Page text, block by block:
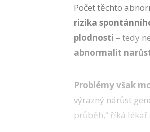
Počet těchto
rizika
plodnosti – tedy
abnormalit
Problémy však
výrazný nárůst
průběh,“ říká lékař.